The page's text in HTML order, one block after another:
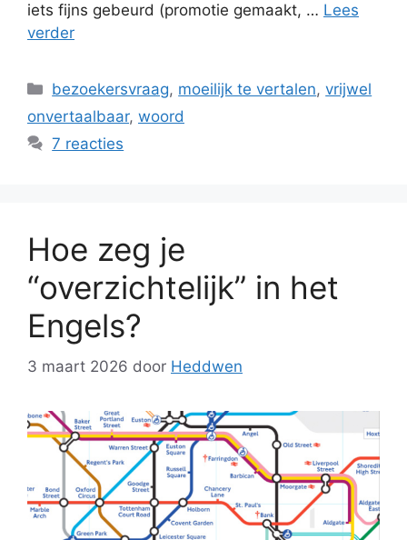
iets fijns gebeurd (promotie gemaakt, … Lees
verder
Categorieën
bezoekersvraag, moeilijk te vertalen,vrijwel
onvertaalbaar, woord
7 reacties
Hoe zeg je
“overzichtelijk” in het
Engels?
3 maart 2026 door Heddwen